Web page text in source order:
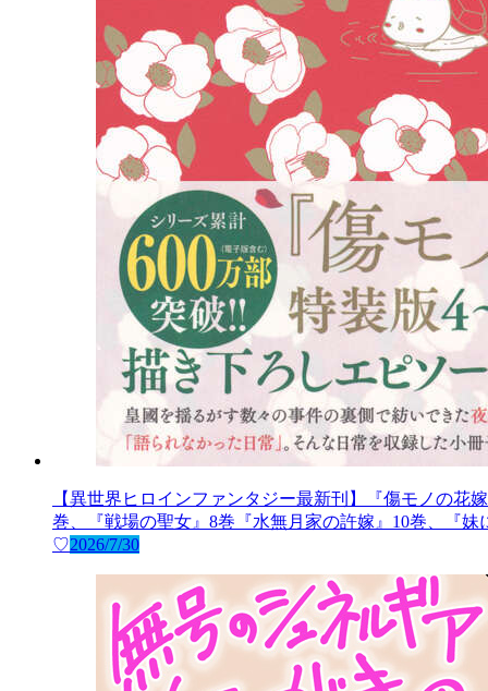
【異世界ヒロインファンタジー最新刊】『傷モノの
巻、『戦場の聖女』8巻『水無月家の許嫁』10巻、『
♡2026/7/30